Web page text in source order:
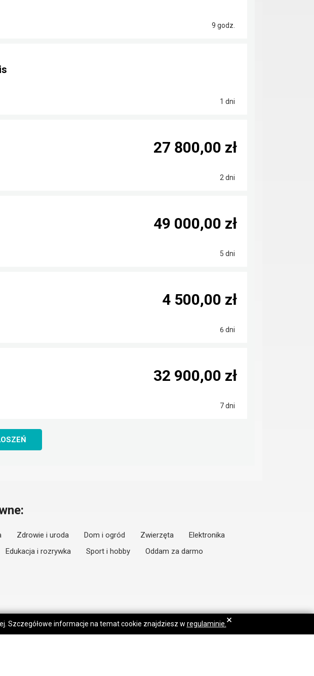
9 godz.
1 dni
2 dni
27 800,00 zł
5 dni
49 000,00 zł
6 dni
4 500,00 zł
7 dni
32 900,00 zł
Zdrowie i uroda Dom i ogród Zwierzęta
Elektronika
Edukacja i rozrywka Sport i hobby
Oddam za darmo
Szczegółowe informacje na temat cookie znajdziesz w regulaminie. ×